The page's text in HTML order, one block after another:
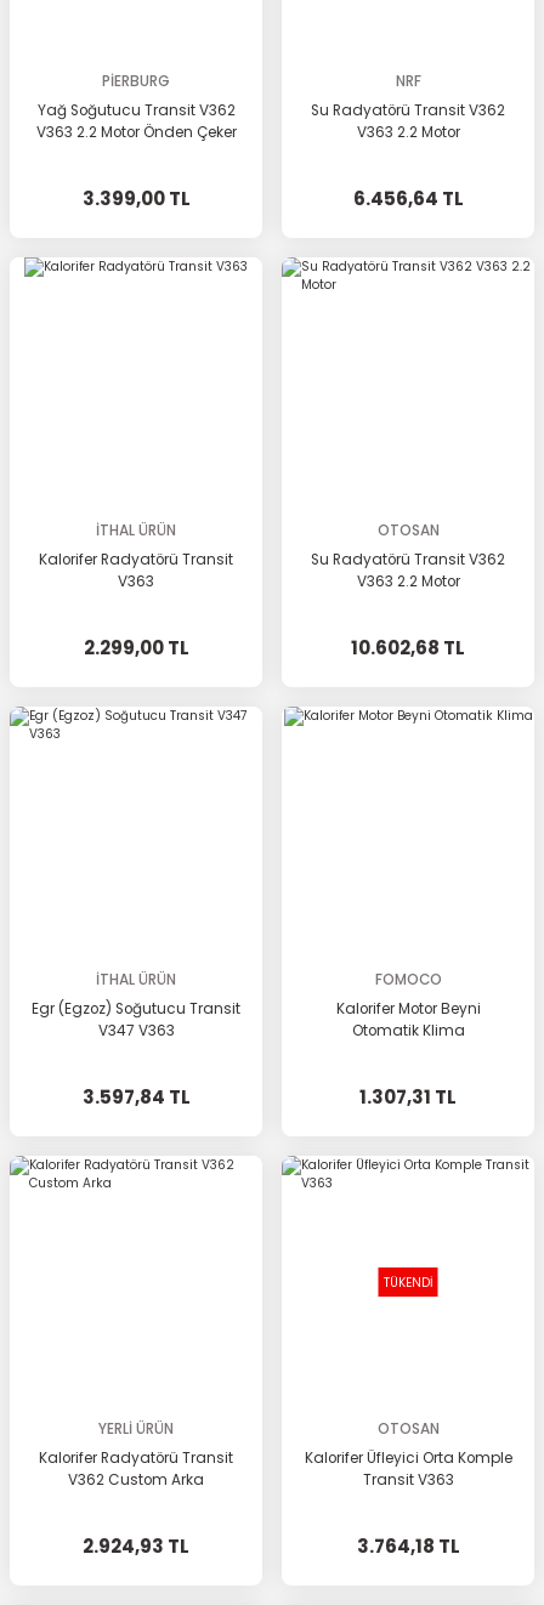
PİERBURG
Yağ Soğutucu Transit V362
V363 2.2 Motor Önden Çeker
3.399,00 TL
NRF
Su Radyatörü Transit V362
V363 2.2 Motor
6.456,64 TL
İTHAL ÜRÜN
Kalorifer Radyatörü Transit
V363
2.299,00 TL
OTOSAN
Su Radyatörü Transit V362
V363 2.2 Motor
10.602,68 TL
İTHAL ÜRÜN
Egr (Egzoz) Soğutucu Transit
V347 V363
3.597,84 TL
FOMOCO
Kalorifer Motor Beyni
Otomatik Klima
1.307,31 TL
YERLİ ÜRÜN
Kalorifer Radyatörü Transit
V362 Custom Arka
2.924,93 TL
TÜKENDİ
OTOSAN
Kalorifer Üfleyici Orta Komple
Transit V363
3.764,18 TL